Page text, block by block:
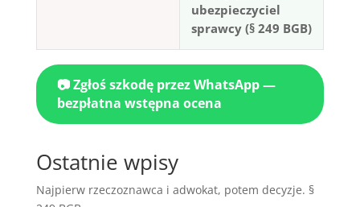
ubezpieczyciel
sprawcy (§ 249 BGB)
📷 Zgłoś szkodę przez WhatsApp —
bezpłatna wstępna ocena
Ostatnie wpisy
Najpierw rzeczoznawca i adwokat, potem decyzje. §